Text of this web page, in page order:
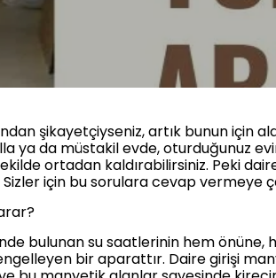
şikayetçiyseniz, artık bunun için
ya da müstakil evde, oturduğunuz
ortadan kaldırabilirsiniz. Peki
için bu sorulara cevap vermeye
bulunan su saatlerinin hem önüne,
bir aparattır. Daire girişi